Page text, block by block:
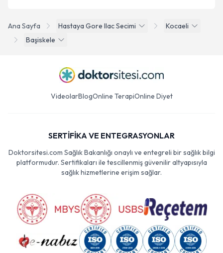
Ana Sayfa Hastaya Gore Ilac Secimi
Kocaeli
Başiskele
VideolarBlogOnline TerapiOnline Diyet
SERTİFİKA VE ENTEGRASYONLAR
Doktorsitesi.com Sağlık Bakanlığı onaylı ve entegreli bir sağlık bilgi
platformudur. Sertifikaları ile tescillenmiş güvenilir altyapısıyla
sağlık hizmetlerine erişim sağlar.